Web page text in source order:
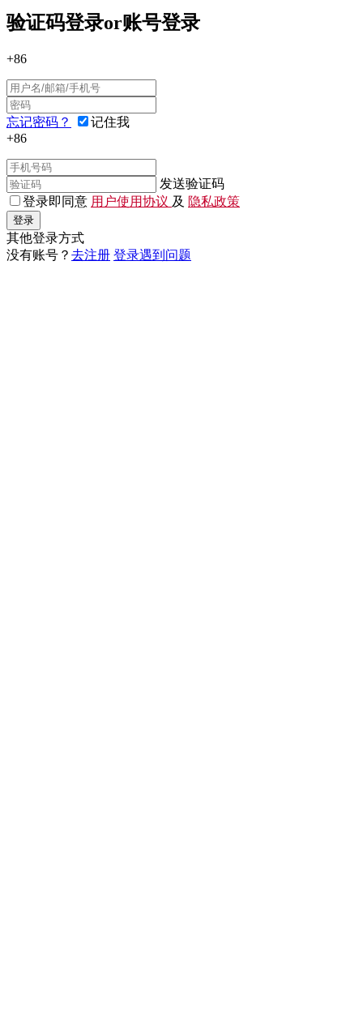
验证码登录or账号登录
+86
忘记密码？
记住我
+86
发送验证码
登录即同意 用户使用协议 及 隐私政策
登录
其他登录方式
没有账号？ 去注册 登录遇到问题